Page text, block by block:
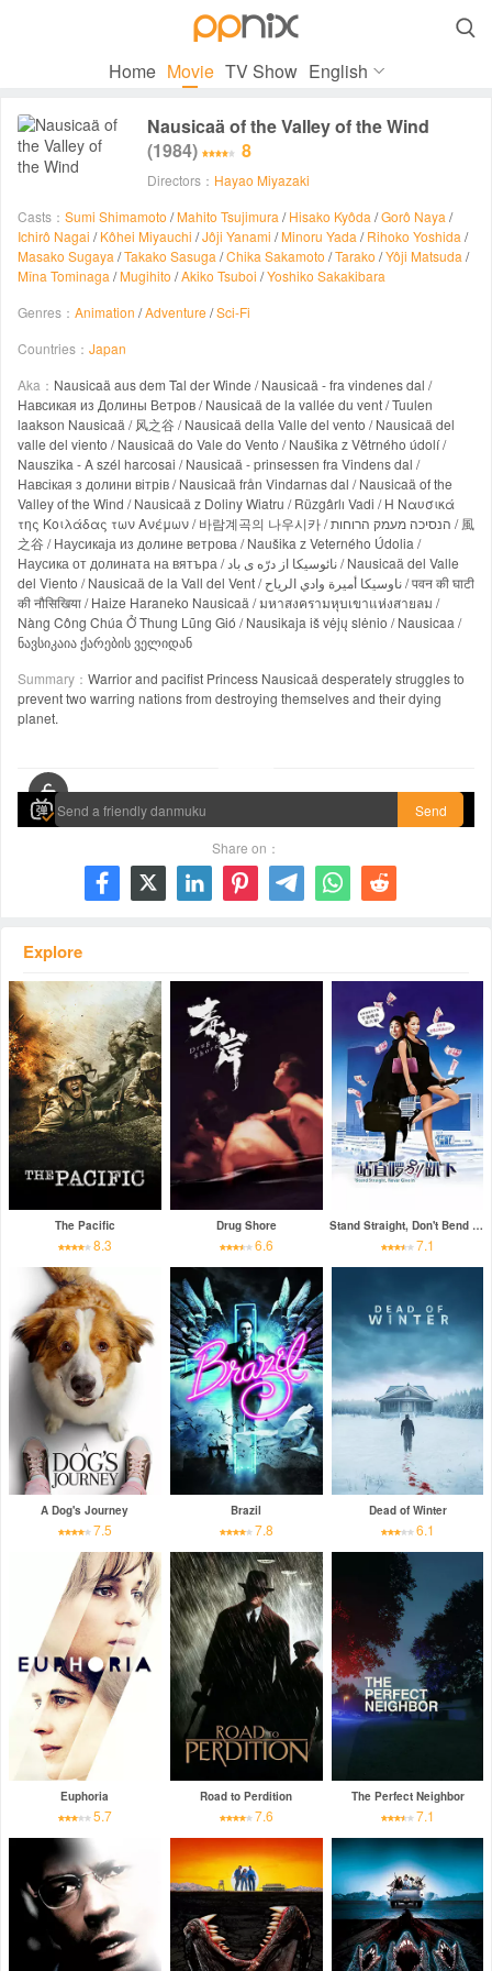

Home Movie TV Show English
Nausicaä of the Valley of the Wind
(1984)
8
Directors： Hayao Miyazaki
Casts： Sumi Shimamoto /Mahito Tsujimura /Hisako Kyôda /Gorô Naya /
Ichirô Nagai /Kôhei Miyauchi /Jôji Yanami /Minoru Yada /Rihoko Yoshida /
Masako Sugaya /Takako Sasuga /Chika Sakamoto /Tarako /Yôji Matsuda /
Mîna Tominaga /Mugihito /Akiko Tsuboi /Yoshiko Sakakibara
Genres： Animation /Adventure /Sci-Fi
Countries： Japan
Aka： Nausicaä aus dem Tal der Winde / Nausicaä - fra vindenes dal /
Навсикая из Долины Ветров / Nausicaä de la vallée du vent / Tuulen
laakson Nausicaä / 风之谷 / Nausicaä della Valle del vento / Nausicaä del
valle del viento / Nausicaä do Vale do Vento / Naušika z Větrného údolí /
Nauszika - A szél harcosai / Nausicaä - prinsessen fra Vindens dal /
Навсікая з долини вітрів / Nausicaä från Vindarnas dal / Nausicaä of the
Valley of the Wind / Nausicaä z Doliny Wiatru / Rüzgârlı Vadi / Η Ναυσικά
της Κοιλάδας των Ανέμων / 바람계곡의 나우시카 / הנסיכה מעמק הרוחות / 風
之谷 / Наусикаја из долине ветрова / Naušika z Veterného Údolia /
Наусика от долината на вятъра / نائوسیکا از درّه ی باد / Nausicaä del Valle
del Viento / Nausicaä de la Vall del Vent / ناوسيكا أميرة وادي الرياح / पवन की घाटी
की नौसिखिया / Haize Haraneko Nausicaä / มหาสงครามหุบเขาแห่งสายลม /
Nàng Công Chúa Ở Thung Lũng Gió / Nausikaja iš vėjų slėnio / Nausicaa /
ნავსიკაია ქარების ველიდან
Summary： Warrior and pacifist Princess Nausicaä desperately struggles to
prevent two warring nations from destroying themselves and their dying
planet.
Send
Share on：
      
Explore
The Pacific
8.3
Drug Shore
6.6
Stand Straight, Don't Bend Over
7.1
A Dog's Journey
7.5
Brazil
7.8
Dead of Winter
6.1
Euphoria
5.7
Road to Perdition
7.6
The Perfect Neighbor
7.1